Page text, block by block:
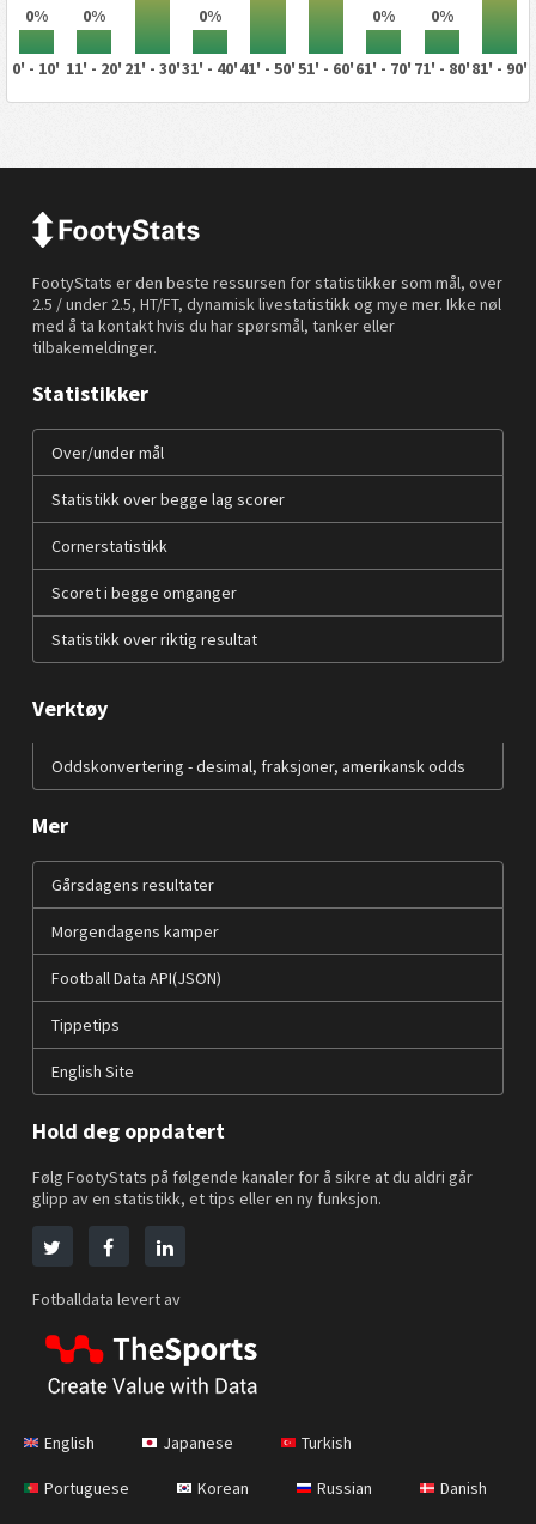
0% 0% 0% 0% 0%
0' - 10' 11' - 20' 21' - 30'31' - 40'41' - 50'51' - 60'61' - 70' 71' - 80'81' - 90'
FootyStats er den beste ressursen for statistikker som mål, over
2.5 / under 2.5, HT/FT, dynamisk livestatistikk og mye mer. Ikke nøl
med å ta kontakt hvis du har spørsmål, tanker eller
tilbakemeldinger.
Statistikker
Over/under mål
Statistikk over begge lag scorer
Cornerstatistikk
Scoret i begge omganger
Statistikk over riktig resultat
Verktøy
Oddskonvertering - desimal, fraksjoner, amerikansk odds
Mer
Gårsdagens resultater
Morgendagens kamper
Football Data API(JSON)
Tippetips
English Site
Hold deg oppdatert
Følg FootyStats på følgende kanaler for å sikre at du aldri går
glipp av en statistikk, et tips eller en ny funksjon.
Fotballdata levert av
English Japanese Turkish
Portuguese Korean Russian Danish